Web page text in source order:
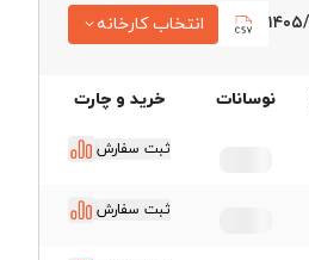
انتخاب کارخانه
اصفهان
قیمت ورق اکسین اهواز
نوسانات خرید و چارت
ثبت سفارش
ثبت سفارش